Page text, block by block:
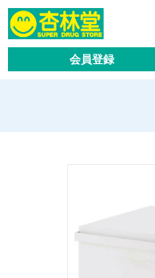
会員登録